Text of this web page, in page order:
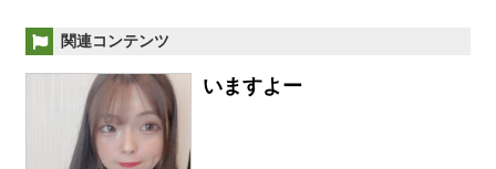
関連コンテンツ
いますよー